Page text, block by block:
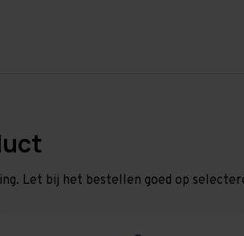
Let bij het bestellen goed op